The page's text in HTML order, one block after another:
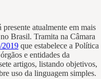
atualmente em mais
Brasil. Tramita na Câmara
2019 que estabelece a Política
e entidades da
artigos, listando objetivos,
uso da linguagem simples.